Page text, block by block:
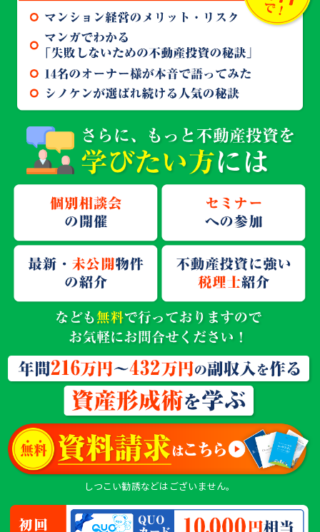
しつこい勧誘などはございません。